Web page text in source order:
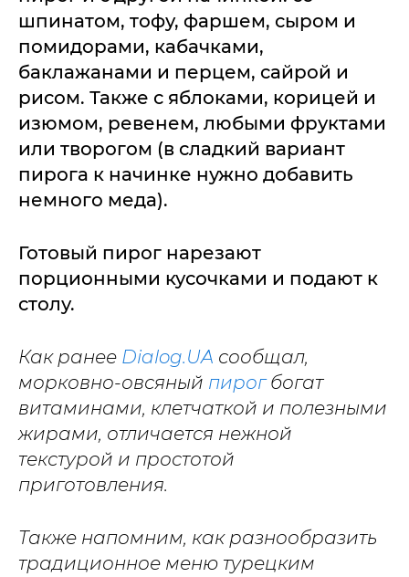
шпинатом, тофу, фаршем, сыром и
помидорами, кабачками,
баклажанами и перцем, сайрой и
рисом. Также с яблоками, корицей и
изюмом, ревенем, любыми фруктами
или творогом (в сладкий вариант
пирога к начинке нужно добавить
немного меда).
Готовый пирог нарезают
порционными кусочками и подают к
столу.
Как ранее Dialog.UA сообщал,
морковно-овсяный пирогбогат
витаминами, клетчаткой и полезными
жирами, отличается нежной
текстурой и простотой
приготовления.
Также напомним, как разнообразить
традиционное меню турецким